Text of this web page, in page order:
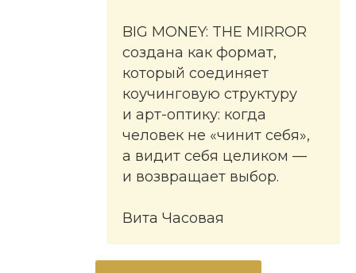
BIG MONEY: THE MIRROR
создана как формат,
который соединяет
коучинговую структуру
и арт-оптику: когда
человек не «чинит себя»,
а видит себя целиком —
и возвращает выбор.
Вита Часовая